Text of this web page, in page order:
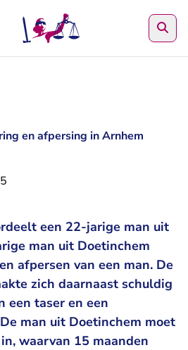
en afpersing in Arnhem
een 22-jarige man uit
man uit Doetinchem
afpersen van een man. De
zich daarnaast schuldig
een taser en een
man uit Doetinchem moet
waarvan 15 maanden